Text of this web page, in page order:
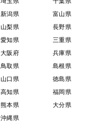
新潟県
富山県
山梨県
長野県
愛知県
三重県
大阪府
兵庫県
鳥取県
島根県
山口県
徳島県
高知県
福岡県
熊本県
大分県
沖縄県